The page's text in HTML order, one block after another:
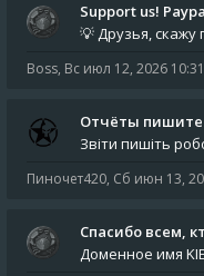
Support us!
Boss, Вс июл 12, 2026
Отчёты пишите
Пиночет420, Сб июн 13,
Спасибо всем,